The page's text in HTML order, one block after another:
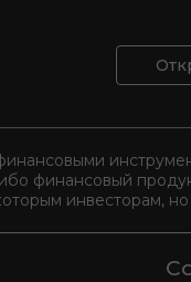
финансовый
инвесторам,